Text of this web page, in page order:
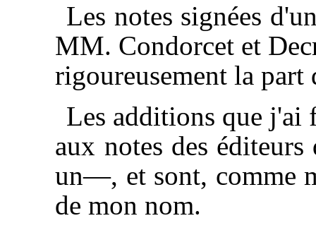
Les notes signées
MM. Condorcet et
rigoureusement la part
Les additions que j'ai
aux notes des
un—, et sont, comme
de mon nom.